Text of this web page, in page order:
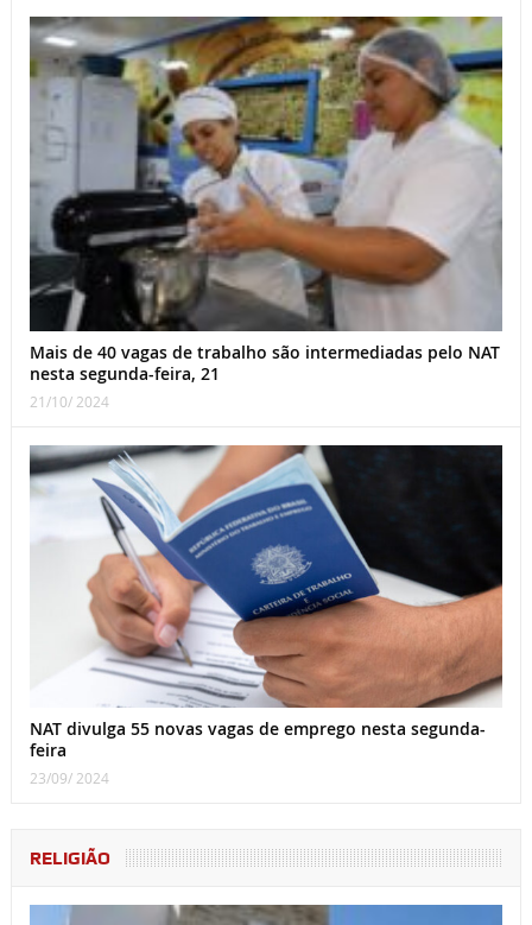
Mais de 40 vagas de trabalho são intermediadas pelo NAT
nesta segunda-feira, 21
21/10/ 2024
NAT divulga 55 novas vagas de emprego nesta segunda-
feira
23/09/ 2024
RELIGIÃO